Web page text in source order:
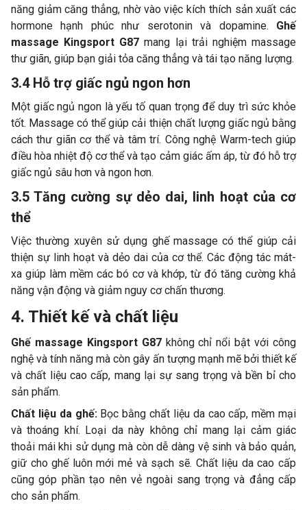
năng giảm căng thẳng, nhờ vào việc kích thích sản xuất các
hormone hạnh phúc như serotonin và dopamine. Ghế
massage Kingsport G87 mang lại trải nghiệm massage
thư giãn, giúp bạn giải tỏa căng thẳng và tái tạo năng lượng.
3.4 Hỗ trợ giấc ngủ ngon hơn
Một giấc ngủ ngon là yếu tố quan trọng để duy trì sức khỏe
tốt. Massage có thể giúp cải thiện chất lượng giấc ngủ bằng
cách thư giãn cơ thể và tâm trí. Công nghệ Warm-tech giúp
điều hòa nhiệt độ cơ thể và tạo cảm giác ấm áp, từ đó hỗ trợ
giấc ngủ sâu hơn và ngon hơn.
3.5 Tăng cường sự dẻo dai, linh hoạt của cơ
thể
Việc thường xuyên sử dụng ghế massage có thể giúp cải
thiện sự linh hoạt và dẻo dai của cơ thể. Các động tác mát-
xa giúp làm mềm các bó cơ và khớp, từ đó tăng cường khả
năng vận động và giảm nguy cơ chấn thương.
4. Thiết kế và chất liệu
Ghế massage Kingsport G87 không chỉ nổi bật với công
nghệ và tính năng mà còn gây ấn tượng mạnh mẽ bởi thiết kế
và chất liệu cao cấp, mang lại sự sang trọng và bền bỉ cho
sản phẩm.
Chất liệu da ghế: Bọc bằng chất liệu da cao cấp, mềm mại
và thoáng khí. Loại da này không chỉ mang lại cảm giác
thoải mái khi sử dụng mà còn dễ dàng vệ sinh và bảo quản,
giữ cho ghế luôn mới mẻ và sạch sẽ. Chất liệu da cao cấp
cũng góp phần tạo nên vẻ ngoài sang trọng và đẳng cấp
cho sản phẩm.